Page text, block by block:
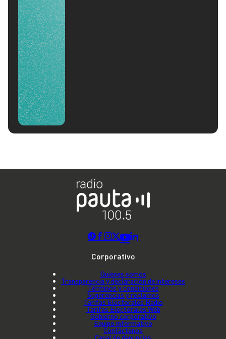
Corporativo
Quienes somos
Transparencia y declaración de intereses
Términos y condiciones
Sugerencias y reclamos
Tarifas Electorales Radio
Tarifas Electorales Web
Gobierno corporativo
Equipo informativo
Contáctenos